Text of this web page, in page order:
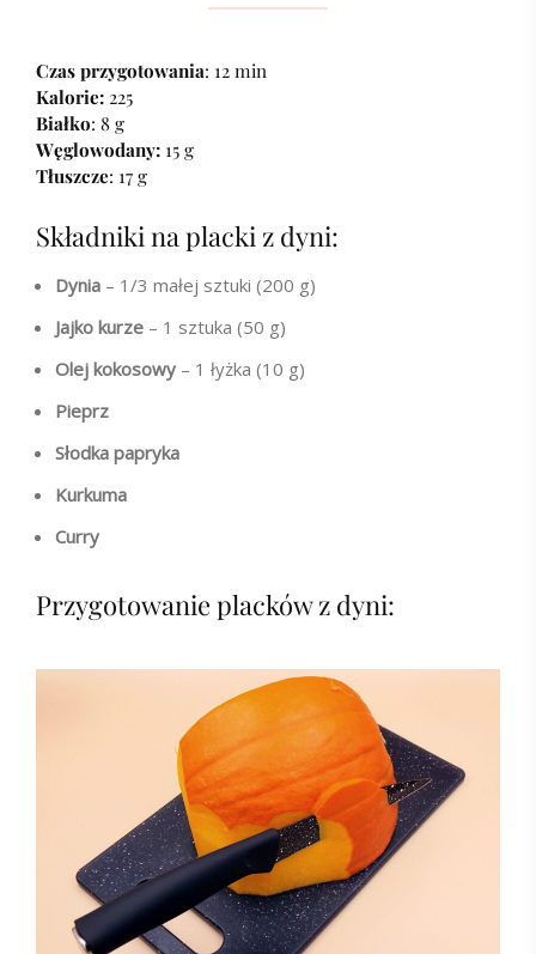
Czas przygotowania: 12 min
Kalorie: 225
Białko: 8 g
Węglowodany: 15 g
Tłuszcze: 17 g
Składniki na placki z dyni:
Dynia – 1/3 małej sztuki (200 g)
Jajko kurze – 1 sztuka (50 g)
Olej kokosowy – 1 łyżka (10 g)
Pieprz
Słodka papryka
Kurkuma
Curry
Przygotowanie placków z dyni: